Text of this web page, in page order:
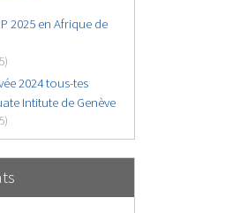
2025 en Afrique de
2024 tous-tes
Intitute de Genève